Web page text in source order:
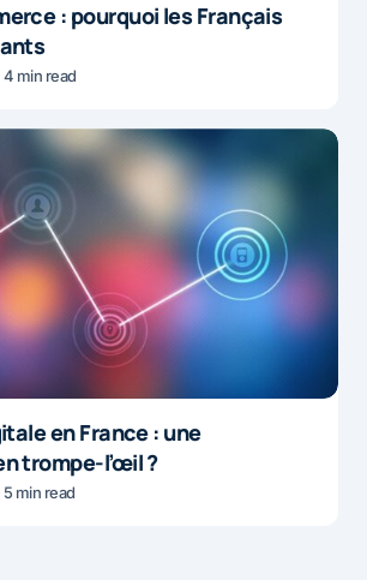
: pourquoi les Français
4 min read
en France : une
trompe-l’œil ?
5 min read